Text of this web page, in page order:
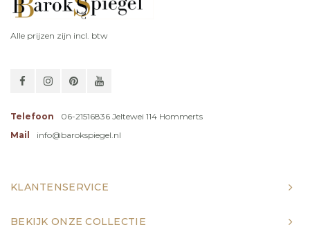
Alle prijzen zijn incl. btw
Telefoon
06-21516836 Jeltewei 114 Hommerts
Mail
info@barokspiegel.nl
KLANTENSERVICE
BEKIJK ONZE COLLECTIE